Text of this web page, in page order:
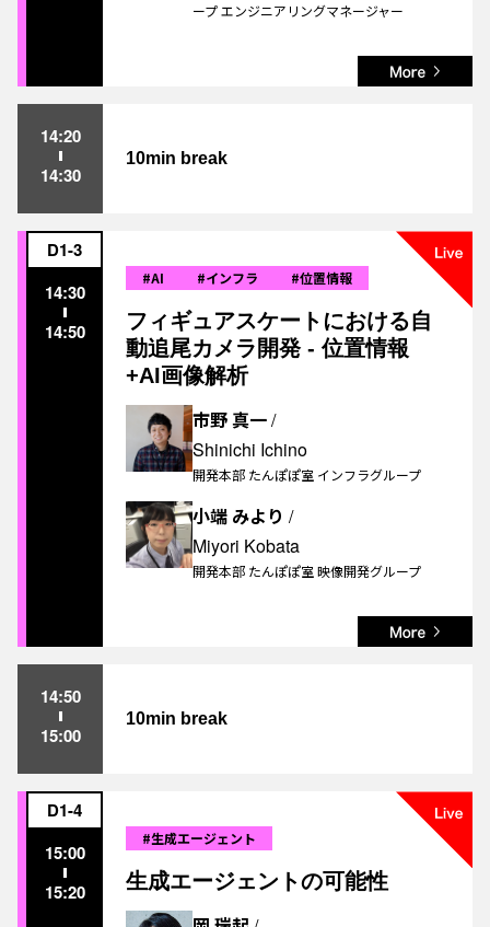
ープ エンジニアリングマネージャー
14:20
14:30
10min break
D1-3
14:30
14:50
#AI #インフラ #位置情報
フィギュアスケートにおける自
動追尾カメラ開発 - 位置情報
+AI画像解析
市野 真一/
Shinichi Ichino
開発本部 たんぽぽ室 インフラグループ
小端 みより /
Miyori Kobata
開発本部 たんぽぽ室 映像開発グループ
14:50
15:00
10min break
D1-4
15:00
15:20
#生成エージェント
生成エージェントの可能性